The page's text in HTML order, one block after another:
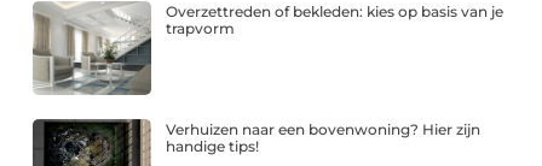
Overzettreden of bekleden: kies op basis van je
trapvorm
Verhuizen naar een bovenwoning? Hier zijn
handige tips!